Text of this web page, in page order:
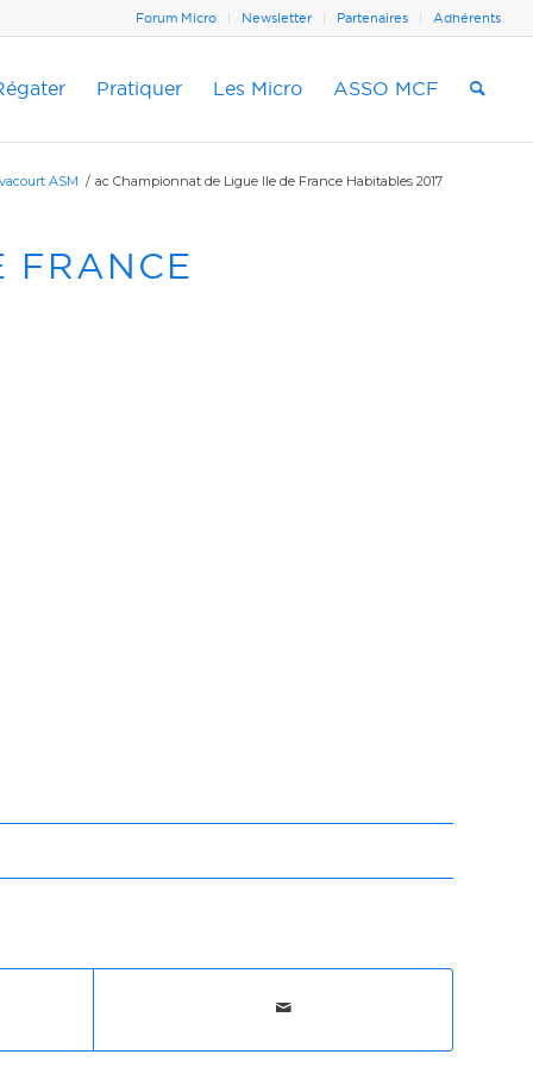
Forum Micro Newsletter Partenaires Adhérents
Pratiquer Les Micro ASSO MCF
ASM / ac Championnat de Ligue Ile de France Habitables 2017
FRANCE